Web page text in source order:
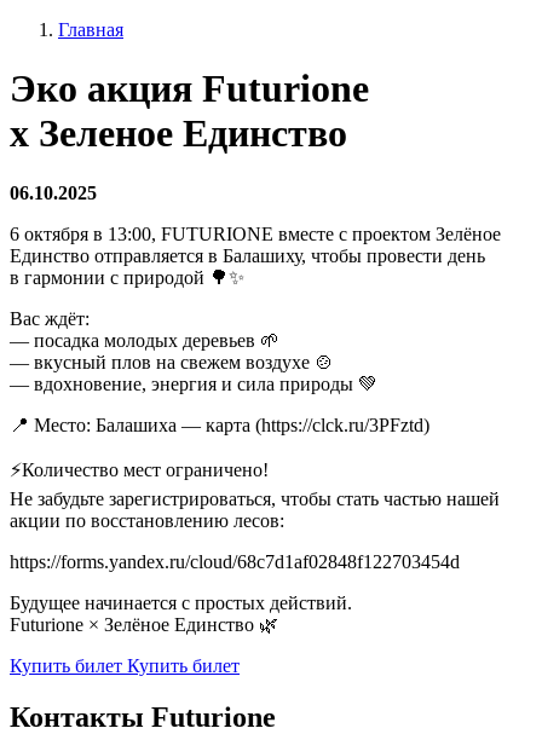
Главная
Эко акция Futurione
х Зеленое Единство
06.10.2025
6 октября в 13:00, FUTURIONE вместе с проектом Зелёное
Единство отправляется в Балашиху, чтобы провести день
в гармонии с природой 🌳✨
Вас ждёт:
— посадка молодых деревьев 🌱
— вкусный плов на свежем воздухе 🍲
— вдохновение, энергия и сила природы 💚
📍 Место: Балашиха — карта (https://clck.ru/3PFztd)
⚡Количество мест ограничено!
Не забудьте зарегистрироваться, чтобы стать частью нашей
акции по восстановлению лесов:
https://forms.yandex.ru/cloud/68c7d1af02848f122703454d
Будущее начинается с простых действий.
Futurione × Зелёное Единство 🌿
Купить билет Купить билет
Контакты Futurione